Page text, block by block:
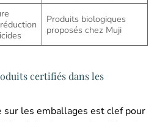
Produits biologiques
proposés chez Muji
certifiés dans les
sur les emballages est clef pour